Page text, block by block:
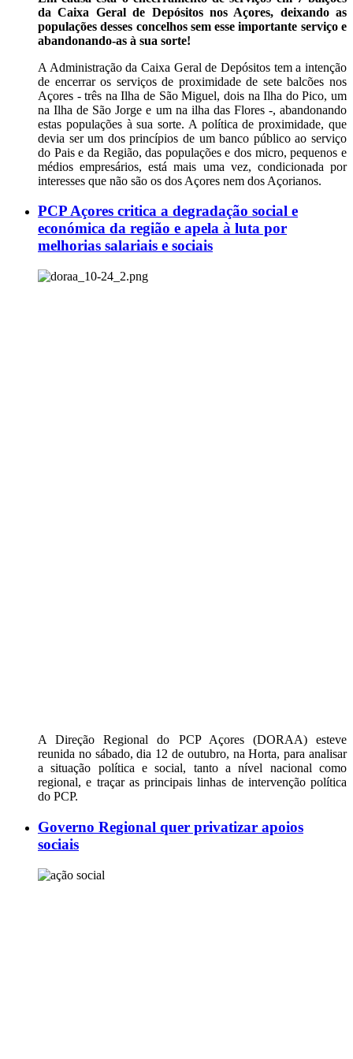
da Caixa Geral de Depósitos nos Açores, deixando as
populações desses concelhos sem esse importante serviço e
abandonando-as à sua sorte!
A Administração da Caixa Geral de Depósitos tem a intenção
de encerrar os serviços de proximidade de sete balcões nos
Açores - três na Ilha de São Miguel, dois na Ilha do Pico, um
na Ilha de São Jorge e um na ilha das Flores -, abandonando
estas populações à sua sorte. A política de proximidade, que
devia ser um dos princípios de um banco público ao serviço
do Pais e da Região, das populações e dos micro, pequenos e
médios empresários, está mais uma vez, condicionada por
interesses que não são os dos Açores nem dos Açorianos.
PCP Açores critica a degradação social e
económica da região e apela à luta por
melhorias salariais e sociais
A Direção Regional do PCP Açores (DORAA) esteve
reunida no sábado, dia 12 de outubro, na Horta, para analisar
a situação política e social, tanto a nível nacional como
regional, e traçar as principais linhas de intervenção política
do PCP.
Governo Regional quer privatizar apoios
sociais